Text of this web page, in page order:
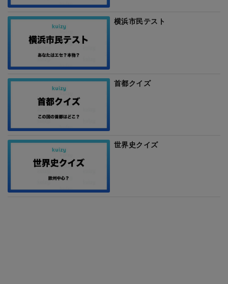
横浜市民テスト
首都クイズ
世界史クイズ